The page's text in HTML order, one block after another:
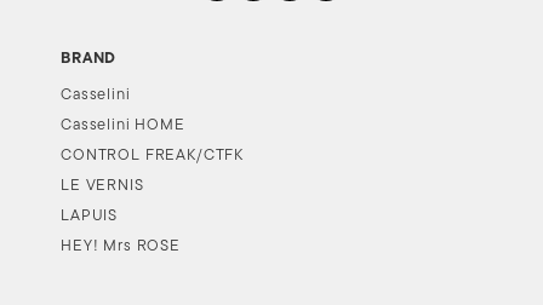
BRAND
Casselini
Casselini HOME
CONTROL FREAK/CTFK
LE VERNIS
LAPUIS
HEY! Mrs ROSE